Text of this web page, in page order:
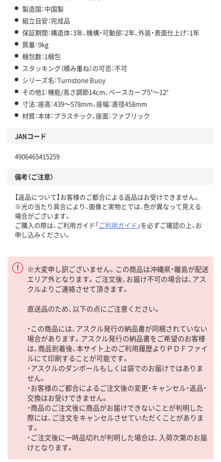
製造国：中国製
組立目安：完成品
保証期間：構造体：3年、機構・可動部：2年、外装・表面仕上げ：1年
質量：9kg
梱包数：1梱包
スタッキング（積み重ね）の可否：不可
シリーズ名：Turnstone Buoy
その他1：機能/高さ調節14cm、ベースカーブ5°～12°
寸法：座高：439～578mm、座幅：直径458mm
材質：本体：プラスチック、座面：ファブリック
JANコード
4906465415259
備考（ご注意）
【返品について】お客様のご都合による返品はお受けできません。
※光の当たり具合により、画像と実物とでは、色が異なって見える
場合がございます。
ご購入の際は、ご利用ガイド「ご利用ガイド 」を必ずご確認の上、お
申し込みください。
※大変申し訳ございません。この商品は沖縄県・離島が配送
エリア外となります。ご注文後、お届け不可の場合は、アス
クルよりご連絡させて頂きます。
直送品のため、以下の点にご注意ください。
・この商品には、アスクル発行の納品書が同梱されていない
場合があります。アスクル発行の納品書をご希望のお客様
は、商品到着後、本サイト上のご利用履歴よりＰＤＦファイ
ルにて印刷することが可能です。
・アスクルのダンボールもしくは袋でのお届けではありま
せん。
・お客様のご都合によるご注文後の変更・キャンセル・返品・
交換はお受けできません。
・商品のご注文後に商品がお届けできないことが判明した
際には、ご注文をキャンセルさせていただくことがありま
す。
・ご注文後に一時品切れが判明した場合は、入荷次第のお届
けとなります。